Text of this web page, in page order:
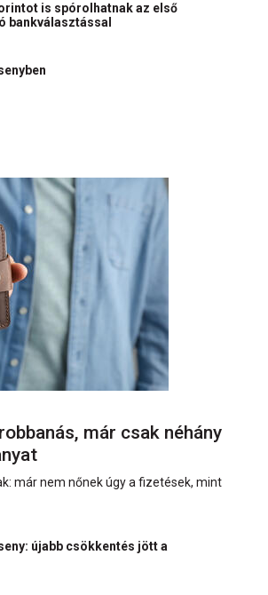
is spórolhatnak az első
bankválasztással
már csak néhány
már nem nőnek úgy a fizetések, mint
újabb csökkentés jött a